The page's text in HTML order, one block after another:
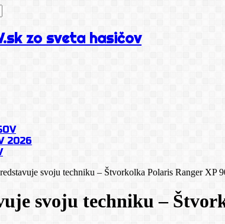
zo sveta hasičov
2026
svoju techniku – Štvorkolka Polaris Ranger XP
svoju techniku –